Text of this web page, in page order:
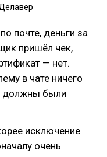
почте, деньги за
пришёл чек,
— нет.
в чате ничего
должны были
исключение
очень